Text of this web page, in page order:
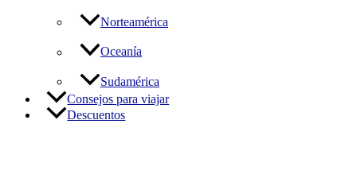
Norteamérica
Oceanía
Sudamérica
Consejos para viajar
Descuentos